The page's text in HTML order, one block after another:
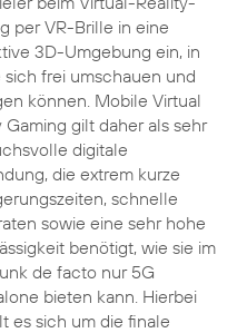
per VR-Brille in eine
3D-Umgebung ein, in
sich frei umschauen und
können. Mobile Virtual
Gaming gilt daher als sehr
digitale
die extrem kurze
schnelle
sowie eine sehr hohe
benötigt, wie sie im
de facto nur 5G
bieten kann. Hierbei
es sich um die finale